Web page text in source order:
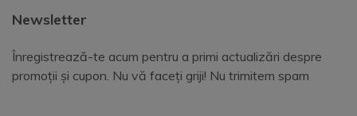
Newsletter
Înregistrează-te acum pentru a primi actualizări despre
promoții și cupon. Nu vă faceți griji! Nu trimitem spam